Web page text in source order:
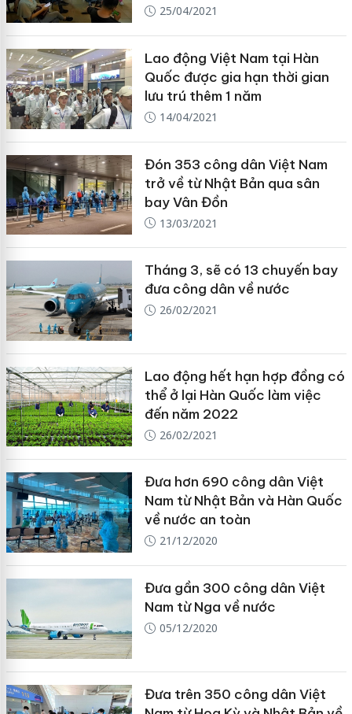
25/04/2021
Lao động Việt Nam tại Hàn
Quốc được gia hạn thời gian
lưu trú thêm 1 năm
14/04/2021
Đón 353 công dân Việt Nam
trở về từ Nhật Bản qua sân
bay Vân Đồn
13/03/2021
Tháng 3, sẽ có 13 chuyến bay
đưa công dân về nước
26/02/2021
Lao động hết hạn hợp đồng có
thể ở lại Hàn Quốc làm việc
đến năm 2022
26/02/2021
Đưa hơn 690 công dân Việt
Nam từ Nhật Bản và Hàn Quốc
về nước an toàn
21/12/2020
Đưa gần 300 công dân Việt
Nam từ Nga về nước
05/12/2020
Đưa trên 350 công dân Việt